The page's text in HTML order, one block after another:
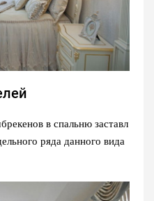
в спальню заставл
ряда данного вида